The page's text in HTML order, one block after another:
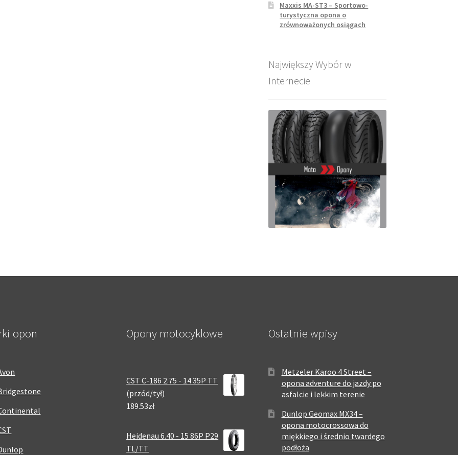
Maxxis MA-ST3 – Sportowo-
turystyczna opona o
zrównoważonych osiągach
Największy Wybór w
Internecie
opon Opony motocyklowe
CST C-186 2.75 - 14 35P TT
(przód/tył)
189.53zł
Heidenau 6.40 - 15 86P P29
TL/TT
Ostatnie wpisy
Metzeler Karoo 4 Street –
opona adventure do jazdy po
asfalcie i lekkim terenie
Dunlop Geomax MX34 –
opona motocrossowa do
miękkiego i średnio twardego
podłoża